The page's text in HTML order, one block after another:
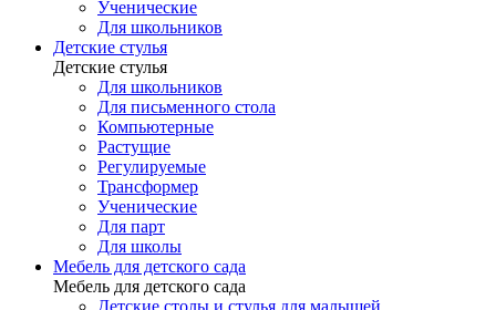
Ученические
Для школьников
Детские стулья
Детские стулья
Для школьников
Для письменного стола
Компьютерные
Растущие
Регулируемые
Трансформер
Ученические
Для парт
Для школы
Мебель для детского сада
Мебель для детского сада
Детские столы и стулья для малышей